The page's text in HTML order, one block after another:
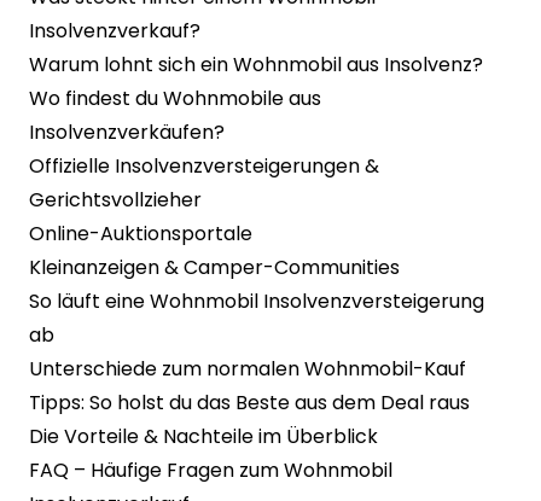
Insolvenzverkauf?
Warum lohnt sich ein Wohnmobil aus Insolvenz?
Wo findest du Wohnmobile aus
Insolvenzverkäufen?
Offizielle Insolvenzversteigerungen &
Gerichtsvollzieher
Online-Auktionsportale
Kleinanzeigen & Camper-Communities
So läuft eine Wohnmobil Insolvenzversteigerung
ab
Unterschiede zum normalen Wohnmobil-Kauf
Tipps: So holst du das Beste aus dem Deal raus
Die Vorteile & Nachteile im Überblick
FAQ – Häufige Fragen zum Wohnmobil